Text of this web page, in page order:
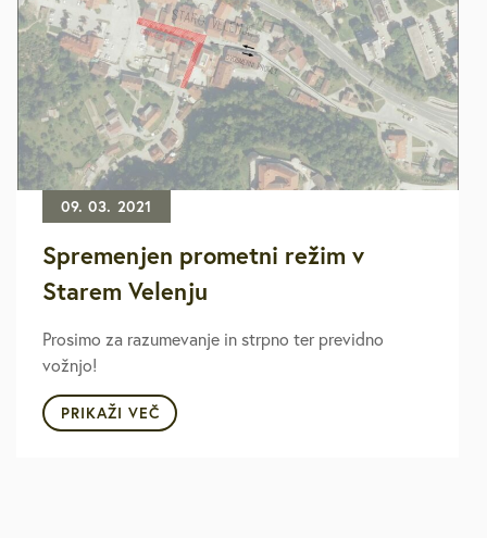
09. 03. 2021
Spremenjen prometni režim v
Starem Velenju
Prosimo za razumevanje in strpno ter previdno
vožnjo!
PRIKAŽI VEČ